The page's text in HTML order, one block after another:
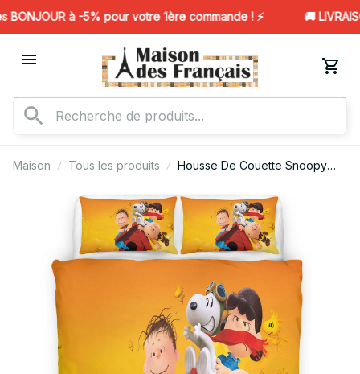
BONJOUR à -5% pour votre 1ère commande ! ⚡️ 🚚
Maison Tous les produits
Housse De Couette Snoopy
Ensemble De Literie